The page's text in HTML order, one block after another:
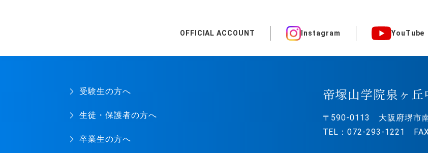
OFFICIAL ACCOUNT Instagram YouTube
受験生の方へ
生徒・保護者の方へ
卒業生の方へ
帝塚山学院泉ヶ
〒590-0113 大阪府堺市
TEL：072-293-1221